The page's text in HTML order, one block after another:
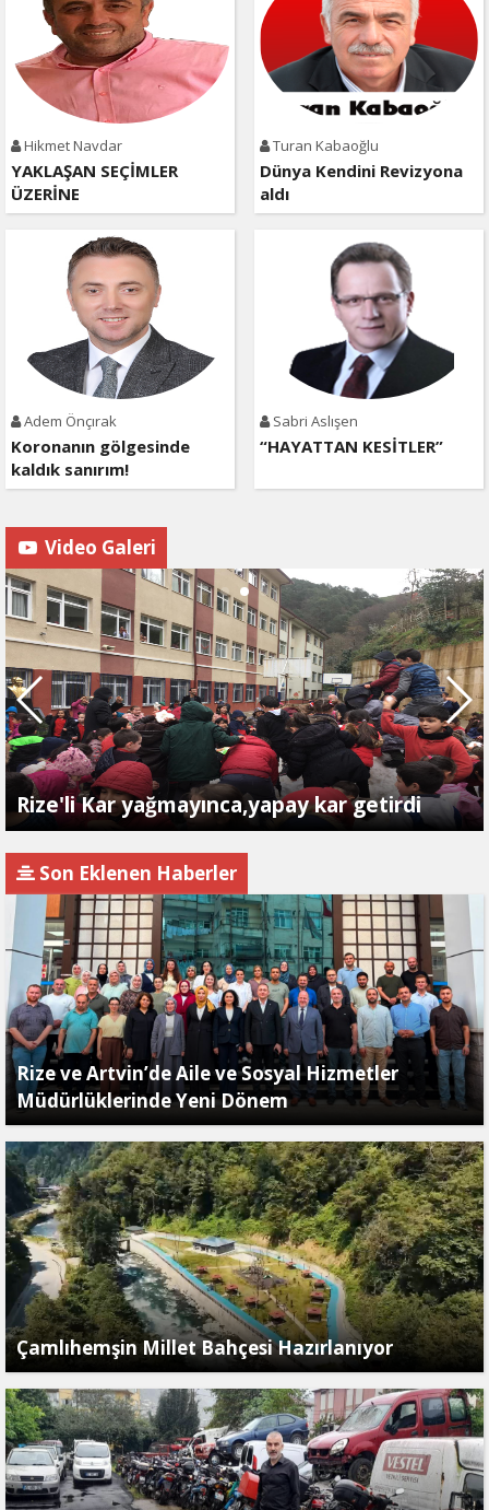
Hikmet Navdar
YAKLAŞAN SEÇİMLER
ÜZERİNE
Turan Kabaoğlu
Dünya Kendini Revizyona
aldı
Adem Önçırak
Koronanın gölgesinde
kaldık sanırım!
Sabri Aslışen
“HAYATTAN KESİTLER”
Video Galeri
Rize'li Kar yağmayınca,yapay kar getirdi
Son Eklenen Haberler
Rize ve Artvin’de Aile ve Sosyal Hizmetler
Müdürlüklerinde Yeni Dönem
Çamlıhemşin Millet Bahçesi Hazırlanıyor